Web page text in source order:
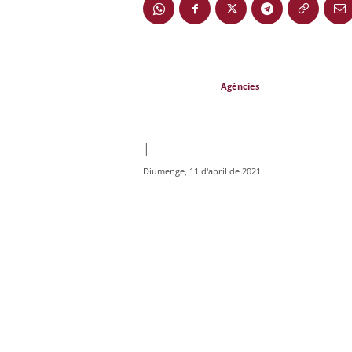
Agències
|
Diumenge, 11 d'abril de 2021